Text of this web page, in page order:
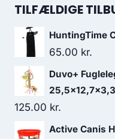
pris
71.25 kr..
pris
TILFÆLDIGE
HuntingTime
65.00 kr.
Duvo+
125.00 kr.
Active Canis